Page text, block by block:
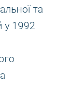
та
у 1992